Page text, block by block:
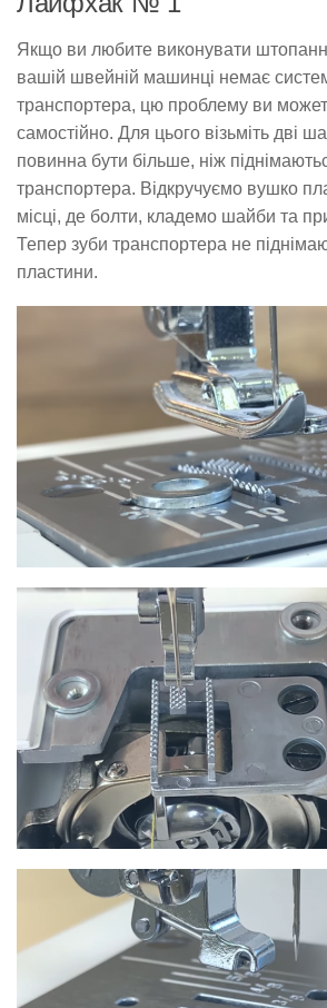
Якщо ви любите виконувати
вашій швейній машинці немає
транспортера, цю проблему ви
самостійно. Для цього візьміть дві
повинна бути більше, ніж
транспортера. Відкручуємо вушко
місці, де болти, кладемо шайби та
Тепер зуби транспортера не
пластини.